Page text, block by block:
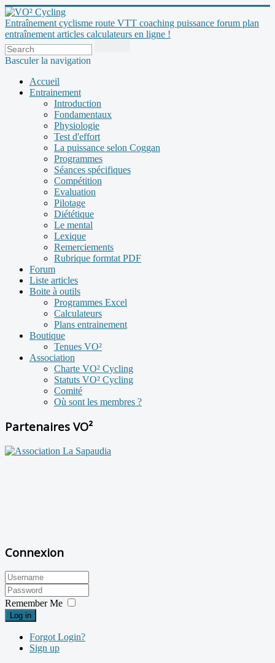
Entraînement cyclisme route VTT coaching puissance forum plan
entraînement articles calculateurs en ligne !
Basculer la navigation
Accueil
Entrainement
Introduction
Fondamentaux
Physiologie
Test d'effort
La puissance selon Coggan
Programmes
Séances spécifiques
Compétition
Evaluation
Pilotage
Diététique
Le mental
Lexique
Remerciements
Rubrique formtat PDF
Forum
Liste articles
Boite à outils
Programmes Excel
Calculateurs
Plans entrainement
Boutique
Tenues VO²
Association
Charte VO² Cycling
Statuts VO² Cycling
Comité
Où sont les membres ?
Partenaires VO²
Connexion
Remember Me
Log in
Forgot Login?
Sign up